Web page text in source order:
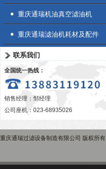
重庆通瑞机油真空滤油机
重庆通瑞滤油机耗材及配件
联系我们
全国统一热线：
销售经理：邹经理
公司座机：023-68935026
重庆通瑞过滤设备制造有限公司 版权所有